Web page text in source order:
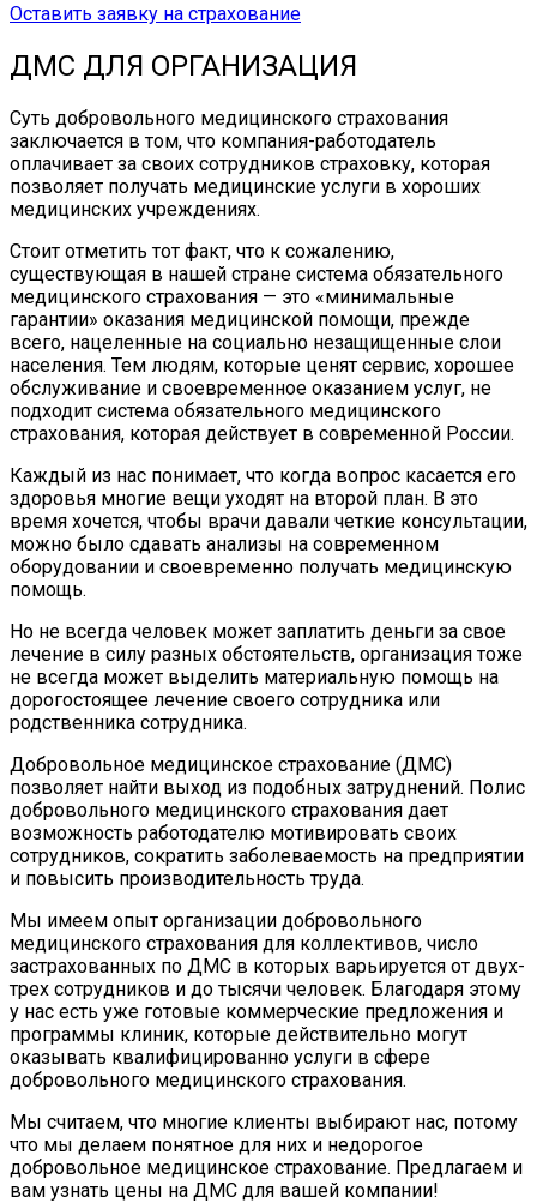
Оставить заявку на страхование
ДМС ДЛЯ ОРГАНИЗАЦИЯ
Суть добровольного медицинского страхования
заключается в том, что компания-работодатель
оплачивает за своих сотрудников страховку, которая
позволяет получать медицинские услуги в хороших
медицинских учреждениях.
Стоит отметить тот факт, что к сожалению,
существующая в нашей стране система обязательного
медицинского страхования — это «минимальные
гарантии» оказания медицинской помощи, прежде
всего, нацеленные на социально незащищенные слои
населения. Тем людям, которые ценят сервис, хорошее
обслуживание и своевременное оказанием услуг, не
подходит система обязательного медицинского
страхования, которая действует в современной России.
Каждый из нас понимает, что когда вопрос касается его
здоровья многие вещи уходят на второй план. В это
время хочется, чтобы врачи давали четкие консультации,
можно было сдавать анализы на современном
оборудовании и своевременно получать медицинскую
помощь.
Но не всегда человек может заплатить деньги за свое
лечение в силу разных обстоятельств, организация тоже
не всегда может выделить материальную помощь на
дорогостоящее лечение своего сотрудника или
родственника сотрудника.
Добровольное медицинское страхование (ДМС)
позволяет найти выход из подобных затруднений. Полис
добровольного медицинского страхования дает
возможность работодателю мотивировать своих
сотрудников, сократить заболеваемость на предприятии
и повысить производительность труда.
Мы имеем опыт организации добровольного
медицинского страхования для коллективов, число
застрахованных по ДМС в которых варьируется от двух-
трех сотрудников и до тысячи человек. Благодаря этому
у нас есть уже готовые коммерческие предложения и
программы клиник, которые действительно могут
оказывать квалифицированно услуги в сфере
добровольного медицинского страхования.
Мы считаем, что многие клиенты выбирают нас, потому
что мы делаем понятное для них и недорогое
добровольное медицинское страхование. Предлагаем и
вам узнать цены на ДМС для вашей компании!